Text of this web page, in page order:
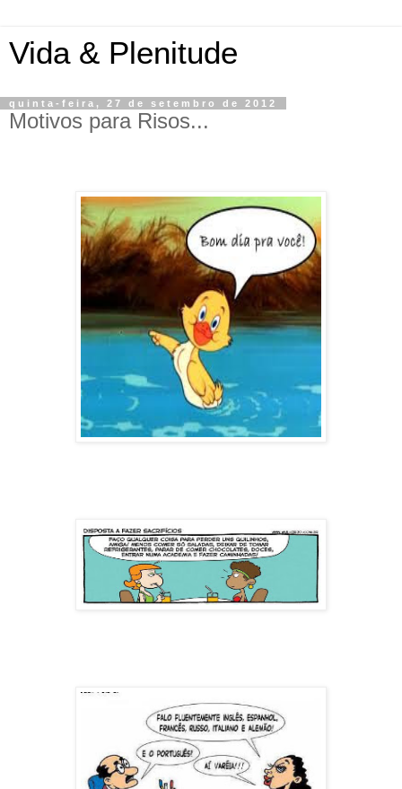
Vida & Plenitude
quinta-feira, 27 de setembro de 2012
Motivos para Risos...